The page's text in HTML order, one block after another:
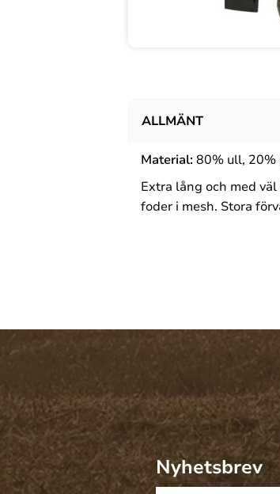
ALLMÄNT
Material: 80% ull, 20%
Extra lång och med
foder i mesh. Stora
Nyhetsbrev